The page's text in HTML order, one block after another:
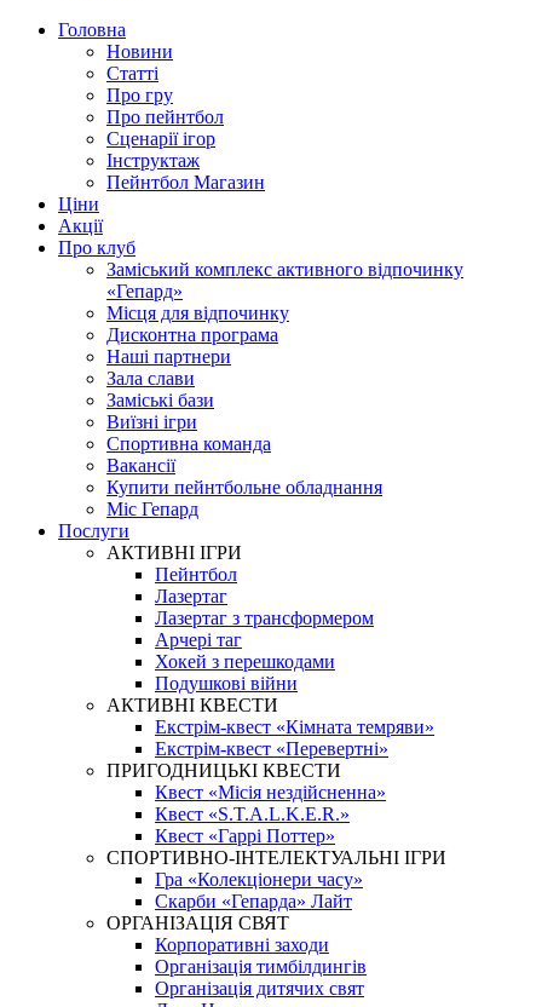
Головна
Новини
Статті
Про гру
Про пейнтбол
Сценарії ігор
Інструктаж
Пейнтбол Магазин
Ціни
Акції
Про клуб
Заміський комплекс активного відпочинку
«Гепард»
Місця для відпочинку
Дисконтна програма
Наші партнери
Зала слави
Заміські бази
Виїзні ігри
Спортивна команда
Вакансії
Купити пейнтбольне обладнання
Міс Гепард
Послуги
АКТИВНІ ІГРИ
Пейнтбол
Лазертаг
Лазертаг з трансформером
Арчері таг
Хокей з перешкодами
Подушкові війни
АКТИВНІ КВЕСТИ
Екстрім-квест «Кімната темряви»
Екстрім-квест «Перевертні»
ПРИГОДНИЦЬКІ КВЕСТИ
Квест «Місія нездійсненна»
Квест «S.T.A.L.K.E.R.»
Квест «Гаррі Поттер»
СПОРТИВНО-ІНТЕЛЕКТУАЛЬНІ ІГРИ
Гра «Колекціонери часу»
Скарби «Гепарда» Лайт
ОРГАНІЗАЦІЯ СВЯТ
Корпоративні заходи
Організація тимбілдингів
Організація дитячих свят